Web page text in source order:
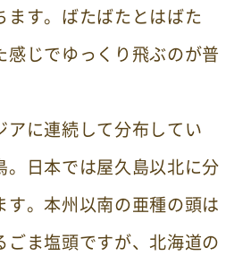
ます。ばたばたとはばた
感じでゆっくり飛ぶのが普
アに連続して分布してい
。日本では屋久島以北に分
す。本州以南の亜種の頭は
ごま塩頭ですが、北海道の